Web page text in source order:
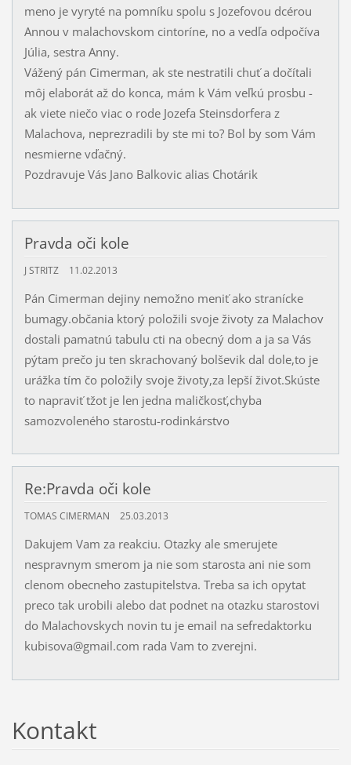
meno je vyryté na pomníku spolu s Jozefovou dcérou
Annou v malachovskom cintoríne, no a vedľa odpočíva
Júlia, sestra Anny.
Vážený pán Cimerman, ak ste nestratili chuť a dočítali
môj elaborát až do konca, mám k Vám veľkú prosbu -
ak viete niečo viac o rode Jozefa Steinsdorfera z
Malachova, neprezradili by ste mi to? Bol by som Vám
nesmierne vďačný.
Pozdravuje Vás Jano Balkovic alias Chotárik
Pravda oči kole
J STRITZ 11.02.2013
Pán Cimerman dejiny nemožno meniť ako stranícke
bumagy.občania ktorý položili svoje životy za Malachov
dostali pamatnú tabulu cti na obecný dom a ja sa Vás
pýtam prečo ju ten skrachovaný bolševik dal dole,to je
urážka tím čo položily svoje životy,za lepší život.Skúste
to napraviť tžot je len jedna maličkosť,chyba
samozvoleného starostu-rodinkárstvo
Re:Pravda oči kole
TOMAS CIMERMAN 25.03.2013
Dakujem Vam za reakciu. Otazky ale smerujete
nespravnym smerom ja nie som starosta ani nie som
clenom obecneho zastupitelstva. Treba sa ich opytat
preco tak urobili alebo dat podnet na otazku starostovi
do Malachovskych novin tu je email na sefredaktorku
kubisova@gmail.com rada Vam to zverejni.
Kontakt